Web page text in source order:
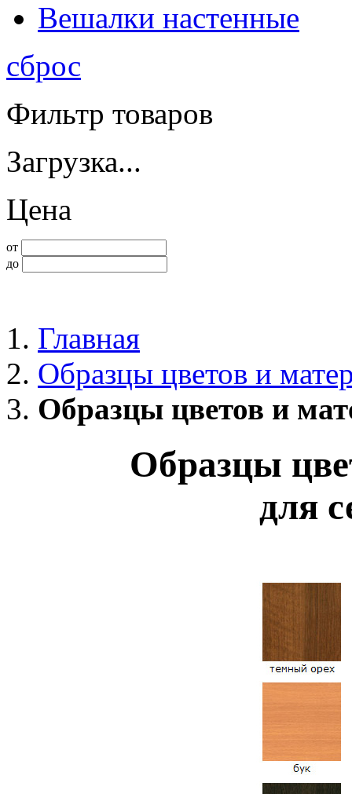
Вешалки настенные
сброс
Фильтр товаров
Загрузка...
Цена
от
до
Главная
Образцы цветов и
Образцы цветов и
Образцы
для